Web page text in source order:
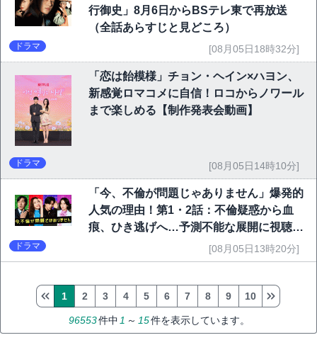
行御史」8月6日からBSテレ東で再放送
（全話あらすじと見どころ）
ドラマ [08月05日18時32分]
「恋は飴模様」チョン・ヘイン×ハヨン、
新感覚ロマコメに自信！ロコからノワール
まで楽しめる【制作発表会動画】
ドラマ [08月05日14時10分]
「今、不倫が問題じゃありません」爆発的
人気の理由！第1・2話：不倫疑惑から血
痕、ひき逃げへ…予測不能な展開に視聴者
ドラマ [08月05日13時20分]
96553件中 1 ～ 15件を表示しています。
1 2 3 4 5 6 7 8 9 10